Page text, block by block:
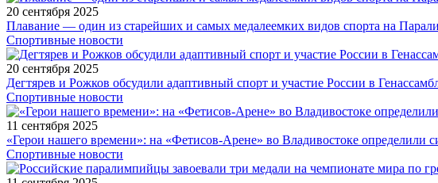
20 сентября 2025
Плавание — один из старейших и самых медалеемких видов спорта на
Спортивные новости
20 сентября 2025
Дегтярев и Рожков обсудили адаптивный спорт и участие России в
Спортивные новости
11 сентября 2025
«Герои нашего времени»: на «Фетисов-Арене» во Владивостоке определили
Спортивные новости